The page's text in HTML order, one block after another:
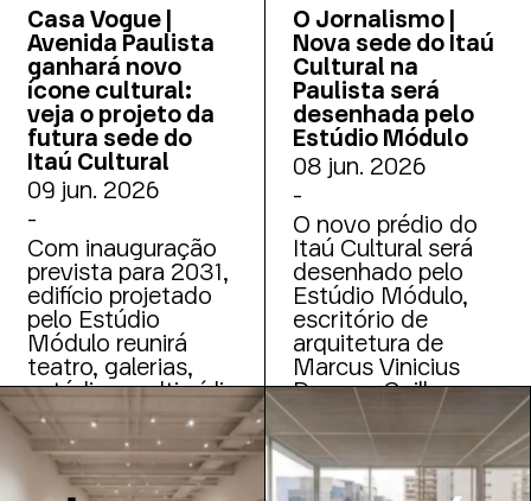
Casa Vogue |
Avenida Paulista
ganhará novo
ícone cultural:
veja o projeto da
futura sede do
Itaú Cultural
09 jun. 2026
-
Com inauguração
prevista para 2031,
edifício projetado
pelo Estúdio
Módulo reunirá
teatro, galerias,
estúdios multimídia
e espaços de
formação em um
espaço de mais de
12 mil m²
O Jornalismo |
Nova sede do Itaú
Cultural na
Paulista será
desenhada pelo
Estúdio Módulo
08 jun. 2026
-
O novo prédio do
Itaú Cultural será
desenhado pelo
Estúdio Módulo,
escritório de
arquitetura de
Marcus Vinicius
Damon, Guilherme
Bravin e Erica
Tomasoni.